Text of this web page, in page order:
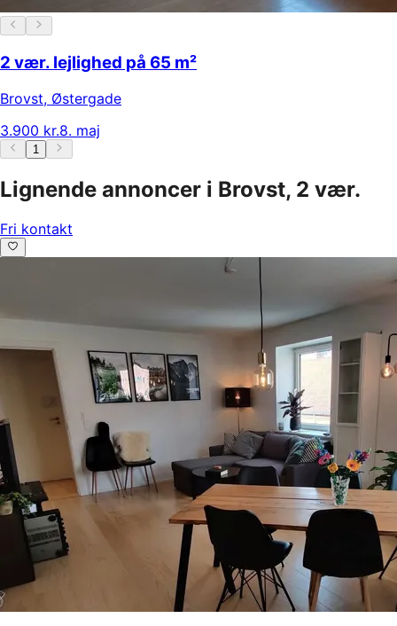
2 vær. lejlighed på 65 m²
Brovst, Østergade
3.900 kr.8. maj
1
Lignende annoncer i Brovst, 2 vær.
Fri kontakt